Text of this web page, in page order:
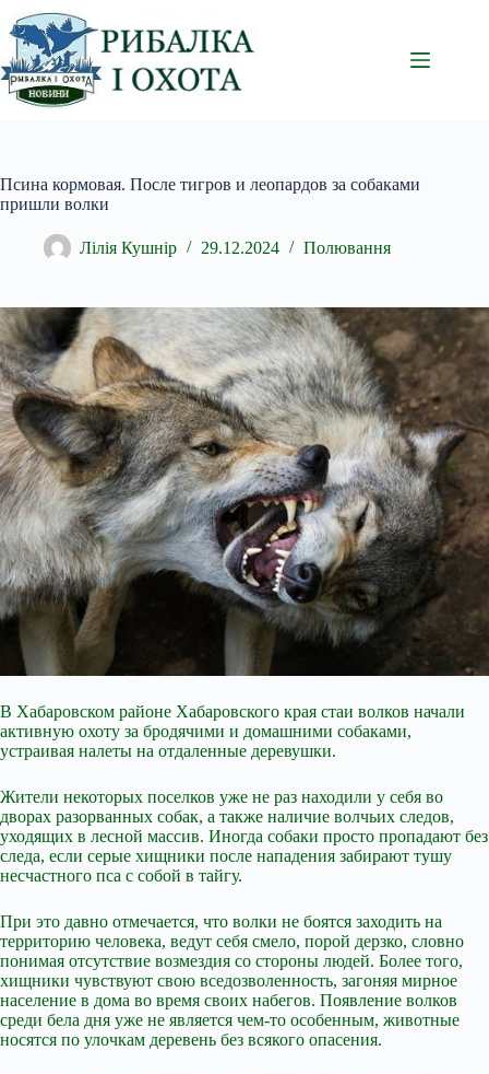
Перейти
до
вмісту
Псина кормовая. После тигров и леопардов за собаками
пришли волки
Лілія Кушнір 29.12.2024 Полювання
В Хабаровском районе Хабаровского края стаи волков начали
активную охоту за бродячими и домашними собаками,
устраивая налеты на отдаленные деревушки.
Жители некоторых поселков уже не раз находили у себя во
дворах разорванных собак, а также наличие волчьих следов,
уходящих в лесной массив. Иногда собаки просто пропадают без
следа, если серые хищники после нападения забирают тушу
несчастного пса с собой в тайгу.
При это давно отмечается, что волки не боятся заходить на
территорию человека, ведут себя смело, порой дерзко, словно
понимая отсутствие возмездия со стороны людей. Более того,
хищники чувствуют свою вседозволенность, загоняя мирное
население в дома во время своих набегов. Появление волков
среди бела дня уже не является чем-то особенным, животные
носятся по улочкам деревень без всякого опасения.